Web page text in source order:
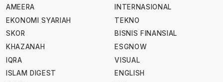
AMEERA
EKONOMI SYARIAH
SKOR
KHAZANAH
IQRA
ISLAM DIGEST
INTERNASIONAL
TEKNO
BISNIS FINANSIAL
ESGNOW
VISUAL
ENGLISH